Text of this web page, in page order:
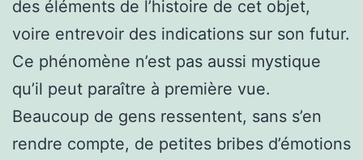
des éléments de l’histoire de cet objet,
voire entrevoir des indications sur son futur.
Ce phénomène n’est pas aussi mystique
qu’il peut paraître à première vue.
Beaucoup de gens ressentent, sans s’en
rendre compte, de petites bribes d’émotions